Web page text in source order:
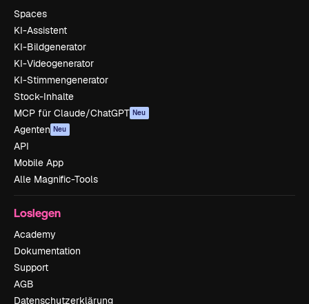
Spaces
KI-Assistent
KI-Bildgenerator
KI-Videogenerator
KI-Stimmengenerator
Stock-Inhalte
MCP für Claude/ChatGPT Neu
Agenten Neu
API
Mobile App
Alle Magnific-Tools
Loslegen
Academy
Dokumentation
Support
AGB
Datenschutzerklärung